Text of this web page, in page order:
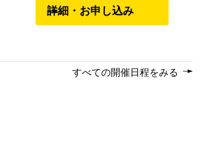
詳細・お申し込み
すべての開催日程をみる